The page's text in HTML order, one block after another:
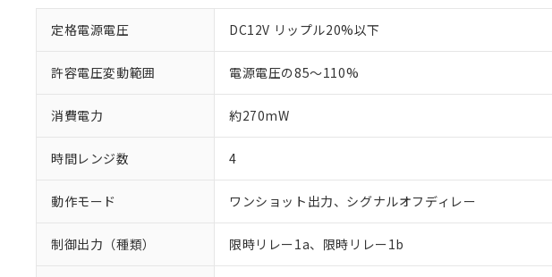
定格電源電圧 DC12V リップル20%以下
許容電圧変動範囲 電源電圧の85～110%
消費電力 約270mW
時間レンジ数 4
動作モード ワンショット出力、シグナルオフディレー
制御出力（種類） 限時リレー1a、限時リレー1b